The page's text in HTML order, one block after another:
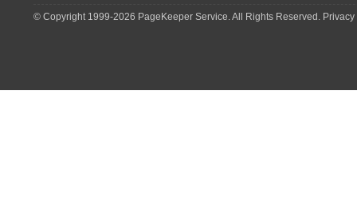
© Copyright 1999-2026 PageKeeper Service. All Rights Reserved.